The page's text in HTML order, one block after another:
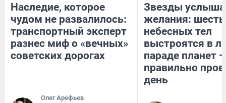
Наследие, которое
чудом не развалилось:
транспортный эксперт
разнес миф о «вечных»
советских дорогах
Олег Арефьев
Звезды
желания: шесть
небесных тел
выстроятся в
параде планет
правильно
день